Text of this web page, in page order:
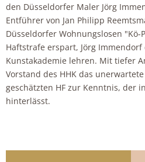
den Düsseldorfer Maler Jörg
Entführer von Jan Philipp
Düsseldorfer Wohnungslosen
Haftstrafe erspart, Jörg
Kunstakademie lehren. Mit tiefer
Vorstand des HHK das
geschätzten HF zur Kenntnis, der
hinterlässt.